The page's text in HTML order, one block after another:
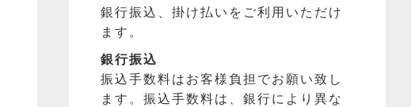
銀行振込、掛け払いをご利用いただけ
ます。
銀行振込
振込手数料はお客様負担でお願い致し
ます。振込手数料は、銀行により異な